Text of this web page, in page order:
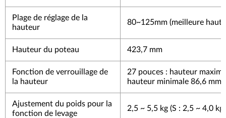
Plage de réglage de la
hauteur
80~125mm (meilleure
Hauteur du poteau 423,7 mm
Fonction de verrouillage de
la hauteur
27 pouces : hauteur
hauteur minimale 86,6 mm
Ajustement du poids pour la
fonction de levage
2,5 ~ 5,5 kg (S : 2,5 ~ 4,0